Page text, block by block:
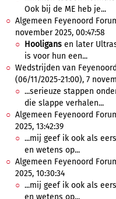
Ook bij de ME heb je...
Algemeen Feyenoord
november 2025, 00:47:58
Hooligans en later
is voor hun een...
Wedstrijden van
(06/11/2025-21:00), 7
...serieuze stappen
die slappe verhalen...
Algemeen Feyenoord
2025, 13:42:39
...mij geef ik ook als
en wetens op...
Algemeen Feyenoord
2025, 10:30:34
...mij geef ik ook als
en wetens op...